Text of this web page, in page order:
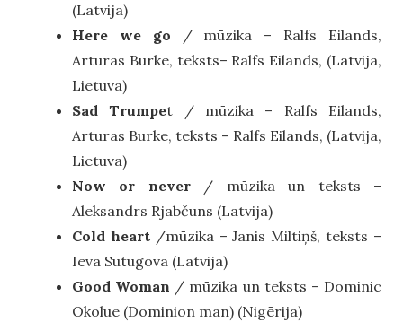
(Latvija)
Here we go
/ mūzika – Ralfs Eilands,
Arturas Burke, teksts– Ralfs Eilands, (Latvija,
Lietuva)
Sad Trumpet / mūzika – Ralfs Eilands,
Arturas Burke, teksts – Ralfs Eilands, (Latvija,
Lietuva)
Now or never / mūzika un teksts –
Aleksandrs Rjabčuns (Latvija)
Cold heart /mūzika – Jānis Miltiņš, teksts –
Ieva Sutugova (Latvija)
Good Woman / mūzika un teksts – Dominic
Okolue (Dominion man) (Nigērija)